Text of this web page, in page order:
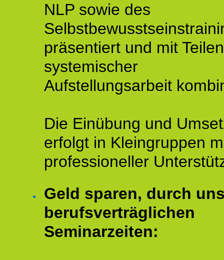
NLP sowie des
präsentiert und mit Teilen
systemischer
Aufstellungsarbeit
Die Einübung und
erfolgt in Kleingruppen
professioneller
Geld sparen, durch
berufsverträglichen
Seminarzeiten: